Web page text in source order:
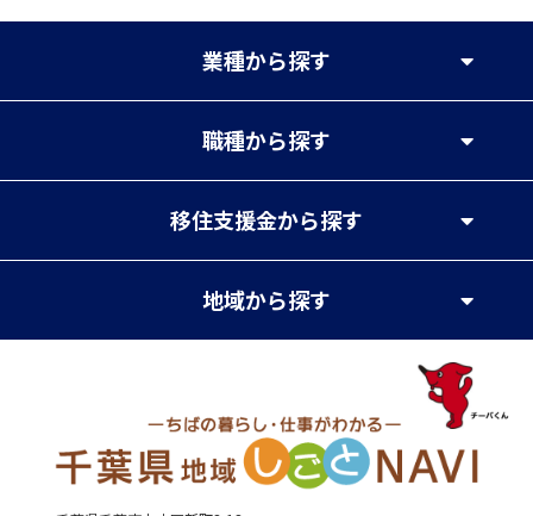
業種から探す
職種から探す
移住支援金から探す
地域から探す